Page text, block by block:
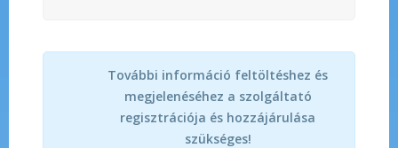
További információ feltöltéshez és
megjelenéséhez a szolgáltató
regisztrációja és hozzájárulása
szükséges!